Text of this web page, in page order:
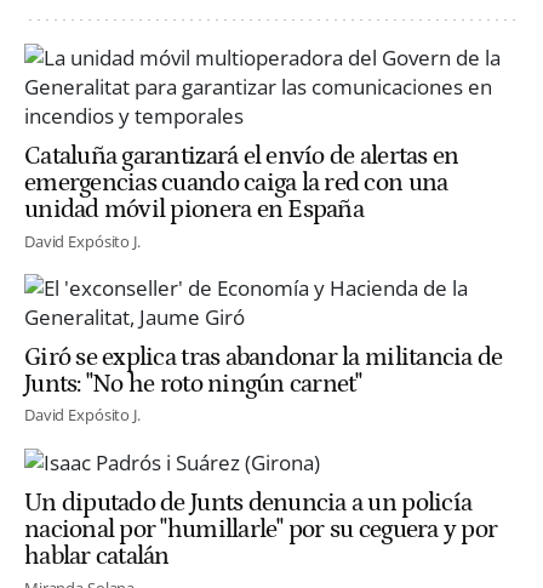
Cataluña garantizará el envío de alertas en
emergencias cuando caiga la red con una
unidad móvil pionera en España
David Expósito J.
Giró se explica tras abandonar la militancia de
Junts: "No he roto ningún carnet"
David Expósito J.
Un diputado de Junts denuncia a un policía
nacional por "humillarle" por su ceguera y por
hablar catalán